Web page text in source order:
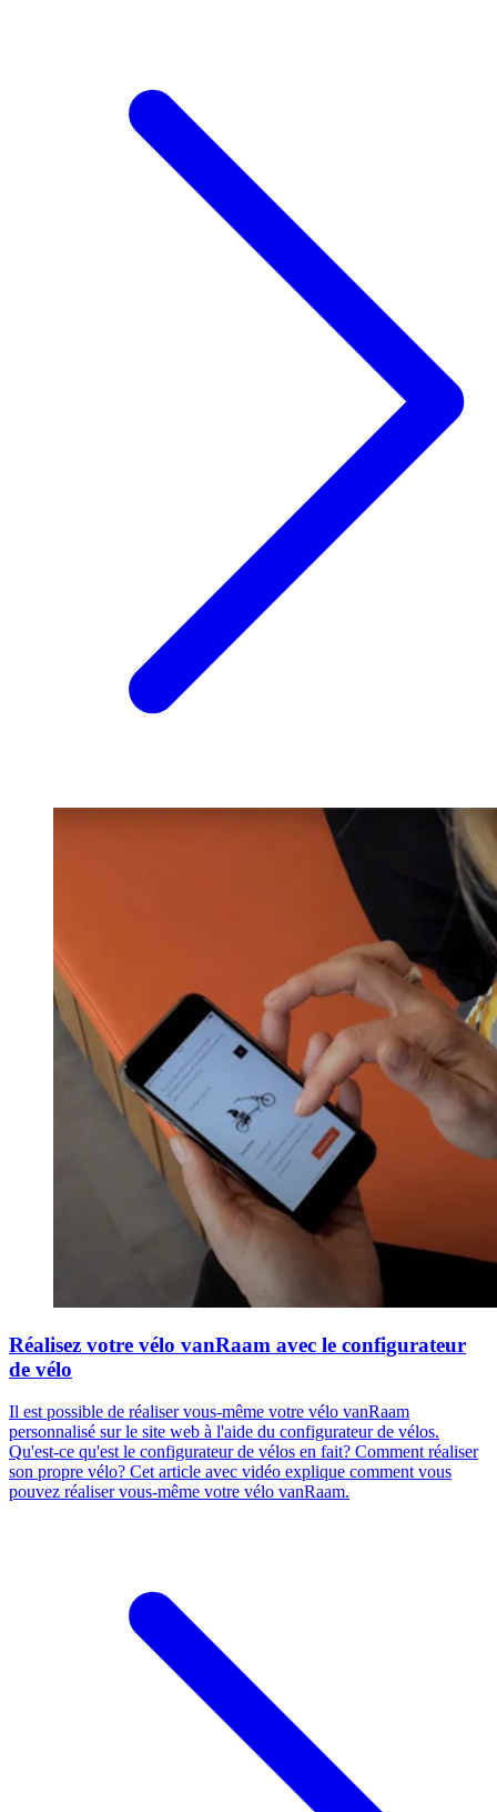
Réalisez votre vélo vanRaam avec le configurateur
de vélo
Il est possible de réaliser vous-même votre vélo vanRaam
personnalisé sur le site web à l'aide du configurateur de vélos.
Qu'est-ce qu'est le configurateur de vélos en fait? Comment réaliser
son propre vélo? Cet article avec vidéo explique comment vous
pouvez réaliser vous-même votre vélo vanRaam.